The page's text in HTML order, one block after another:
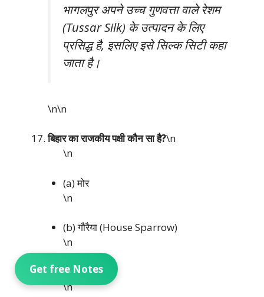
Get free Notes
भागलपुर अपने उच्च गुणवत्ता वाले रेशम
(Tussar Silk) के उत्पादन के लिए
प्रसिद्ध है, इसलिए इसे सिल्क सिटी कहा
जाता है।
\n\n
बिहार का राजकीय पक्षी कौन सा है?\n
\n
(a) मोर
\n
(b) गौरैया (House Sparrow)
\n
(c) कोयल
\n